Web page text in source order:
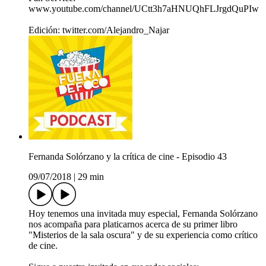
www.youtube.com/channel/UCtt3h7aHNUQhFLJrgdQuPIw
Edición: twitter.com/Alejandro_Najar
Fernanda Solórzano y la crítica de cine - Episodio 43
09/07/2018 | 29 min
Hoy tenemos una invitada muy especial, Fernanda Solórzano
nos acompaña para platicarnos acerca de su primer libro
"Misterios de la sala oscura" y de su experiencia como crítico
de cine.